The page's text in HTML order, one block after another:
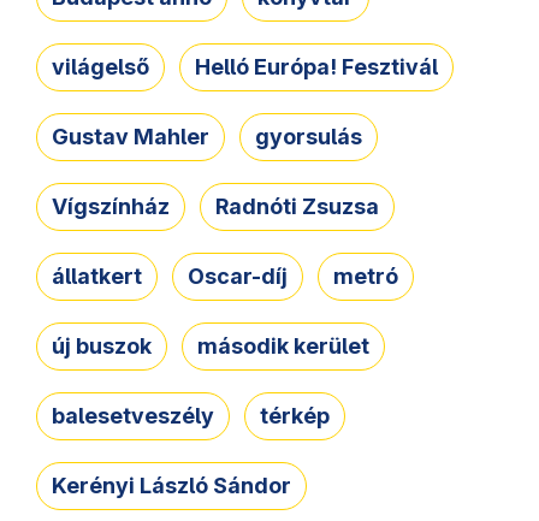
világelső Helló Európa! Fesztivál
Gustav Mahler gyorsulás
Vígszínház Radnóti Zsuzsa
állatkert Oscar-díj metró
új buszok második kerület
balesetveszély térkép
Kerényi László Sándor